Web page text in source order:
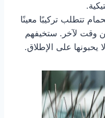
تتطلب تركيبًا معينًا
من وقت لآخر. ستخيفهم
يحبونها على الإطلاق.